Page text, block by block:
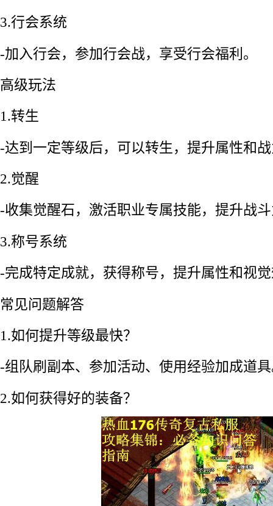
3.行会系统
-加入行会，参加行会战，享受行会福利。
高级玩法
1.转生
-达到一定等级后，可以转生，提升属性和
2.觉醒
-收集觉醒石，激活职业专属技能，提升战
3.称号系统
-完成特定成就，获得称号，提升属性和视
常见问题解答
1.如何提升等级最快？
-组队刷副本、参加活动、使用经验加成道
2.如何获得好的装备？